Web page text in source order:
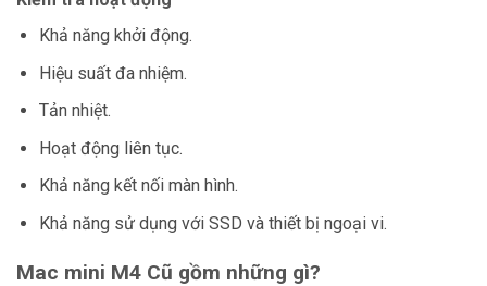
Khả năng khởi động.
Hiệu suất đa nhiệm.
Tản nhiệt.
Hoạt động liên tục.
Khả năng kết nối màn hình.
Khả năng sử dụng với SSD và thiết bị ngoại vi.
Mac mini M4 Cũ gồm những gì?